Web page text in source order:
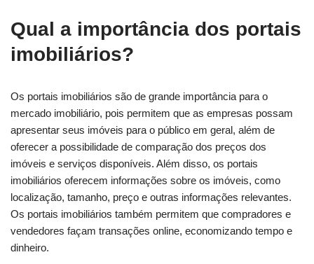
Qual a importância dos portais
imobiliários?
Os portais imobiliários são de grande importância para o
mercado imobiliário, pois permitem que as empresas possam
apresentar seus imóveis para o público em geral, além de
oferecer a possibilidade de comparação dos preços dos
imóveis e serviços disponíveis. Além disso, os portais
imobiliários oferecem informações sobre os imóveis, como
localização, tamanho, preço e outras informações relevantes.
Os portais imobiliários também permitem que compradores e
vendedores façam transações online, economizando tempo e
dinheiro.